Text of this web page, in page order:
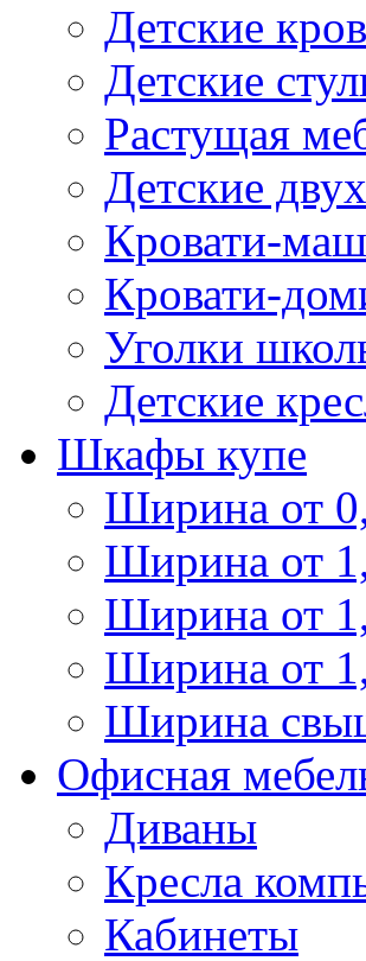
Детские
Детские
Растущая
Детские
Кровати-
Кровати-
Уголки
Детские
Шкафы купе
Ширина от
Ширина от
Ширина от
Ширина от
Ширина
Офисная
Диваны
Кресла
Кабинеты